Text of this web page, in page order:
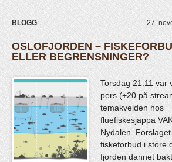
BLOGG 27.
OSLOFJORDEN –
ELLER BEGRENSNINGER?
Torsdag 21.11 var
pers (+20 på
temakvelden hos
fluefiskesjappa
Nydalen.
fiskeforbud i store
fjorden dannet